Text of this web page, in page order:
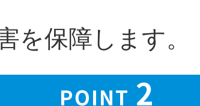
を保障します。